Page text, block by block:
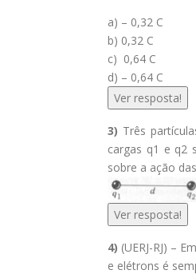
a) – 0,32 C
b) 0,32 C
c) 0,64 C
d) – 0,64 C
Ver resposta!
3) Três
cargas q1 e q2
sobre a ação
Ver resposta!
4) (UERJ-RJ) –
e elétrons é